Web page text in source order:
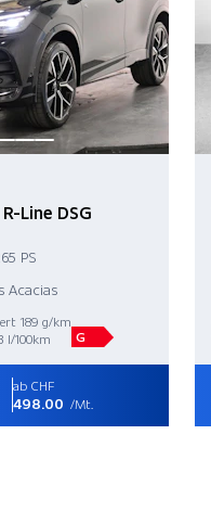
Line DSG
PS
Acacias
189 g/km
l/100km
G
ab CHF
498.00 /Mt.